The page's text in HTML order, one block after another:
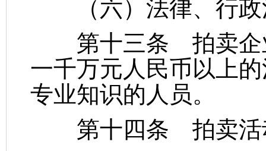
（六）法律、行政
第十三条 拍卖企
一千万元人民币以上
专业知识的人员。
第十四条 拍卖活